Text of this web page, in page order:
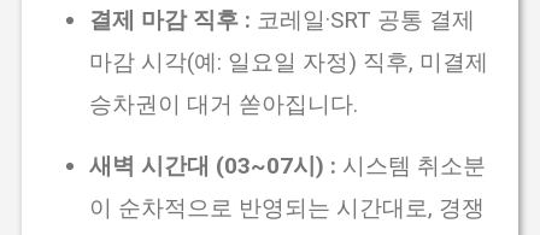
결제 마감 직후 : 코레일·SRT 공통 결제
마감 시각(예: 일요일 자정) 직후, 미결제
승차권이 대거 쏟아집니다.
새벽 시간대 (03~07시) : 시스템 취소분
이 순차적으로 반영되는 시간대로, 경쟁